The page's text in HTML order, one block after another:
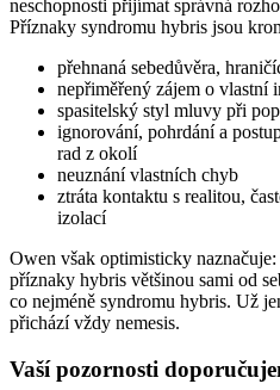
neschopnosti přijímat správná
Příznaky syndromu hybris jsou
přehnaná sebedůvěra,
nepřiměřený zájem o vlastní
spasitelský styl mluvy při
ignorování, pohrdání a
rad z okolí
neuznání vlastních chyb
ztráta kontaktu s realitou,
izolací
Owen však optimisticky
příznaky hybris většinou sami od
co nejméně syndromu hybris. Už
přichází vždy nemesis.
Vaší pozornosti